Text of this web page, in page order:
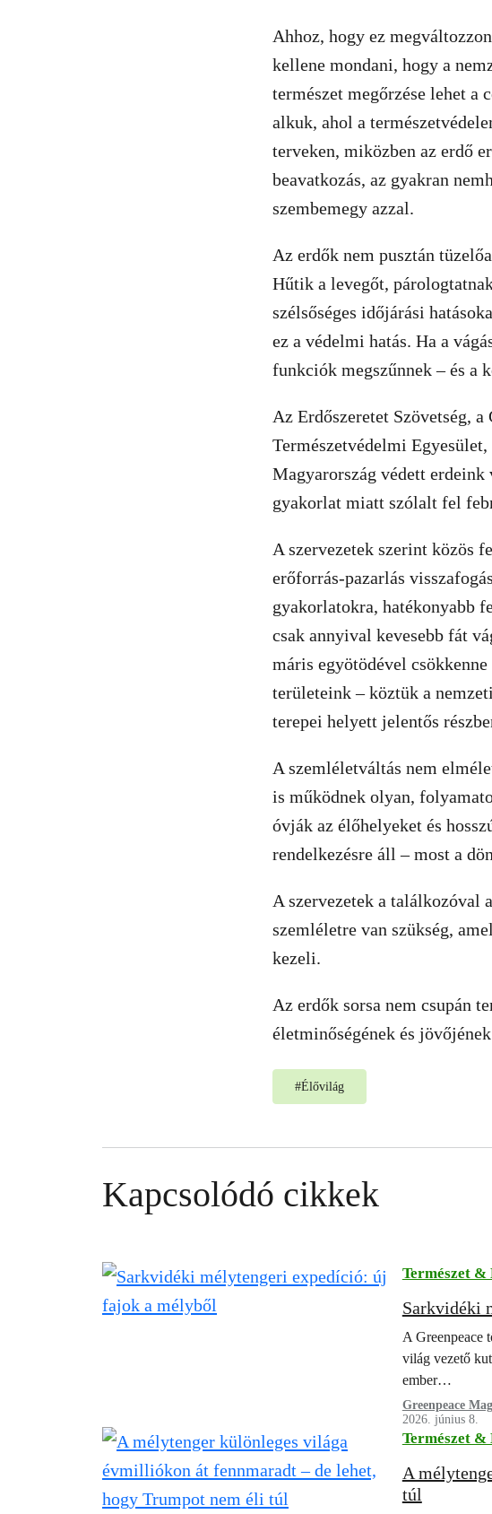
Ahhoz, hogy ez
kellene mondani, hogy a
természet megőrzése lehet a
alkuk, ahol a
terveken, miközben az erdő
beavatkozás, az gyakran
szembemegy azzal.
Az erdők nem pusztán
Hűtik a levegőt,
szélsőséges időjárási
ez a védelmi hatás. Ha a
funkciók megszűnnek – és a
Az Erdőszeretet Szövetség,
Természetvédelmi
Magyarország védett
gyakorlat miatt szólalt fel
A szervezetek szerint közös
erőforrás-pazarlás
gyakorlatokra, hatékonyabb
csak annyival kevesebb fát
máris egyötödével
területeink – köztük a
terepei helyett jelentős
A szemléletváltás nem
is működnek olyan,
óvják az élőhelyeket és
rendelkezésre áll – most a
A szervezetek a találkozóval
szemléletre van szükség,
kezeli.
Az erdők sorsa nem csupán
életminőségének és
#Élővilág
Kapcsolódó cikkek
Természet
Sarkvidéki
A Greenpeace
világ vezető
ember…
Greenpeace
2026. június 8.
Természet
A
túl